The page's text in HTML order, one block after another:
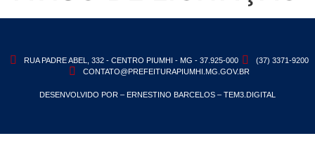
RUA PADRE ABEL, 332 - CENTRO PIUMHI - MG - 37.925-000
(37) 3371-9200
CONTATO@PREFEITURAPIUMHI.MG.GOV.BR
DESENVOLVIDO POR – ERNESTINO BARCELOS – TEM3.DIGITAL